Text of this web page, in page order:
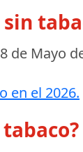
de Mayo
en el 2026.